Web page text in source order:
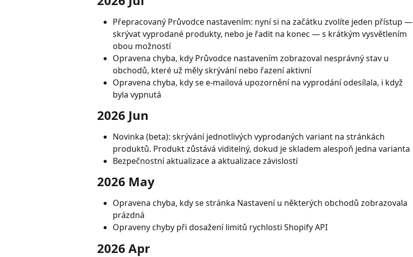
Přepracovaný Průvodce nastavením: nyní si na začátku zvolíte jeden přístup —
skrývat vyprodané produkty, nebo je řadit na konec — s krátkým vysvětlením
obou možností
Opravena chyba, kdy Průvodce nastavením zobrazoval nesprávný stav u
obchodů, které už měly skrývání nebo řazení aktivní
Opravena chyba, kdy se e-mailová upozornění na vyprodání odesílala, i když
byla vypnutá
2026 Jun
Novinka (beta): skrývání jednotlivých vyprodaných variant na stránkách
produktů. Produkt zůstává viditelný, dokud je skladem alespoň jedna varianta
Bezpečnostní aktualizace a aktualizace závislostí
2026 May
Opravena chyba, kdy se stránka Nastavení u některých obchodů zobrazovala
prázdná
Opraveny chyby při dosažení limitů rychlosti Shopify API
2026 Apr